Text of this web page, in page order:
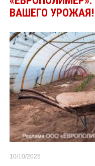
ВАШЕГО УРОЖАЯ!
10/10/2025